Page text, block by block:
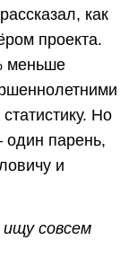
как
проекта.
меньше
Но
парень,
и
совсем